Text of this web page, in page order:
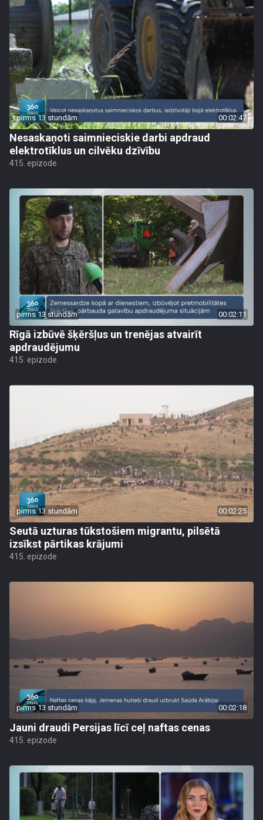
pirms 13 stundām 00:02:47
Nesaskaņoti saimnieciskie darbi apdraud
elektrotīklus un cilvēku dzīvību
415. epizode
pirms 13 stundām 00:02:11
Rīgā izbūvē šķēršļus un trenējas atvairīt
apdraudējumu
415. epizode
pirms 13 stundām 00:02:25
Seutā uzturas tūkstošiem migrantu, pilsētā
izsīkst pārtikas krājumi
415. epizode
pirms 13 stundām 00:02:18
Jauni draudi Persijas līcī ceļ naftas cenas
415. epizode